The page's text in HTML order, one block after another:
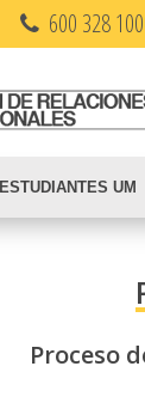
600 328
ESTUDIANTES UM
Proceso